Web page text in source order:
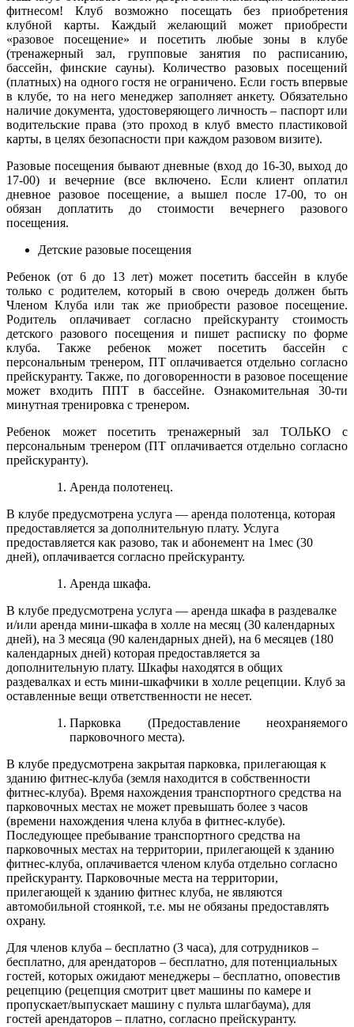
фитнесом! Клуб возможно посещать без приобретения
клубной карты. Каждый желающий может приобрести
«разовое посещение» и посетить любые зоны в клубе
(тренажерный зал, групповые занятия по расписанию,
бассейн, финские сауны). Количество разовых посещений
(платных) на одного гостя не ограничено. Если гость впервые
в клубе, то на него менеджер заполняет анкету. Обязательно
наличие документа, удостоверяющего личность – паспорт или
водительские права (это проход в клуб вместо пластиковой
карты, в целях безопасности при каждом разовом визите).
Разовые посещения бывают дневные (вход до 16-30, выход до
17-00) и вечерние (все включено. Если клиент оплатил
дневное разовое посещение, а вышел после 17-00, то он
обязан доплатить до стоимости вечернего разового
посещения.
Детские разовые посещения
Ребенок (от 6 до 13 лет) может посетить бассейн в клубе
только с родителем, который в свою очередь должен быть
Членом Клуба или так же приобрести разовое посещение.
Родитель оплачивает согласно прейскуранту стоимость
детского разового посещения и пишет расписку по форме
клуба. Также ребенок может посетить бассейн с
персональным тренером, ПТ оплачивается отдельно согласно
прейскуранту. Также, по договоренности в разовое посещение
может входить ППТ в бассейне. Ознакомительная 30-ти
минутная тренировка с тренером.
Ребенок может посетить тренажерный зал ТОЛЬКО с
персональным тренером (ПТ оплачивается отдельно согласно
прейскуранту).
Аренда полотенец.
В клубе предусмотрена услуга — аренда полотенца, которая
предоставляется за дополнительную плату. Услуга
предоставляется как разово, так и абонемент на 1мес (30
дней), оплачивается согласно прейскуранту.
Аренда шкафа.
В клубе предусмотрена услуга — аренда шкафа в раздевалке
и/или аренда мини-шкафа в холле на месяц (30 календарных
дней), на 3 месяца (90 календарных дней), на 6 месяцев (180
календарных дней) которая предоставляется за
дополнительную плату. Шкафы находятся в общих
раздевалках и есть мини-шкафчики в холле рецепции. Клуб за
оставленные вещи ответственности не несет.
Парковка (Предоставление неохраняемого
парковочного места).
В клубе предусмотрена закрытая парковка, прилегающая к
зданию фитнес-клуба (земля находится в собственности
фитнес-клуба). Время нахождения транспортного средства на
парковочных местах не может превышать более з часов
(времени нахождения члена клуба в фитнес-клубе).
Последующее пребывание транспортного средства на
парковочных местах на территории, прилегающей к зданию
фитнес-клуба, оплачивается членом клуба отдельно согласно
прейскуранту. Парковочные места на территории,
прилегающей к зданию фитнес клуба, не являются
автомобильной стоянкой, т.е. мы не обязаны предоставлять
охрану.
Для членов клуба – бесплатно (3 часа), для сотрудников –
бесплатно, для арендаторов – бесплатно, для потенциальных
гостей, которых ожидают менеджеры – бесплатно, оповестив
рецепцию (рецепция смотрит цвет машины по камере и
пропускает/выпускает машину с пульта шлагбаума), для
гостей арендаторов – платно, согласно прейскуранту.